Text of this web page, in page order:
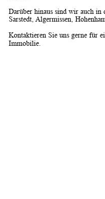
Darüber hinaus sind wir auch in
Sarstedt, Algermissen,
Kontaktieren Sie uns gerne für
Immobilie.